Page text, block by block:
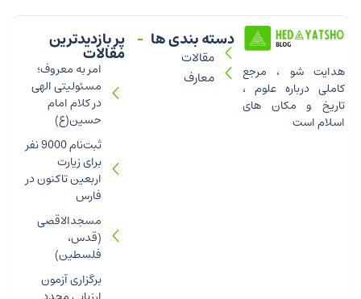
پر بازدیدترین
مقالات
امر به معروف؛
مسئولیتی الهی
در کلام امام
حسین(ع)
ثبت‌نام 9000 نفر
برای زیارت
اربعین تاکنون در
فارس
مسجدالاقصی
(قدس،
فلسطین)
برگزاری آزمون
دسته بندی ها
مقالات
معارف
هدایت شو ، مرجع
کاملی درباره علوم ،
تاریخ و مکان های
اسلام است